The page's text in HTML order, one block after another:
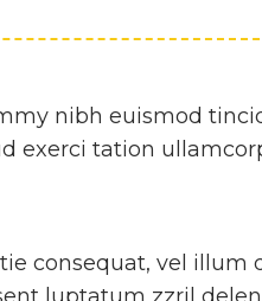
nibh euismod
exerci tation
consequat, vel illum